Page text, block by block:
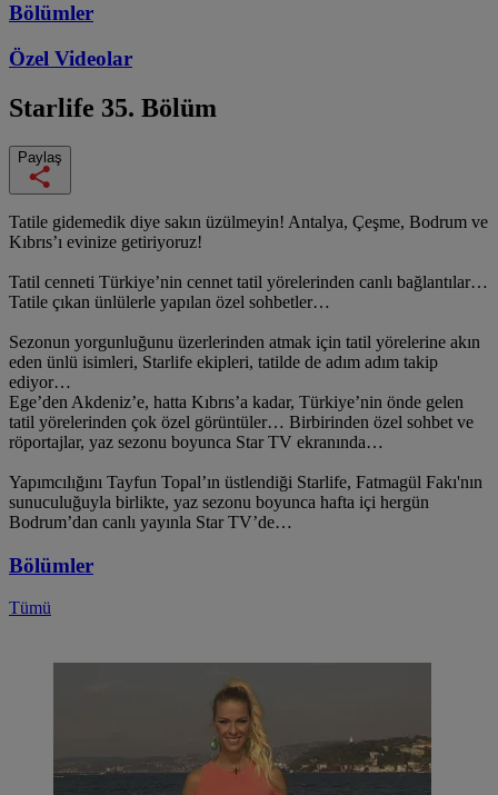
Bölümler
Özel Videolar
Starlife 35. Bölüm
Paylaş
Tatile gidemedik diye sakın üzülmeyin! Antalya, Çeşme, Bodrum ve
Kıbrıs’ı evinize getiriyoruz!
Tatil cenneti Türkiye’nin cennet tatil yörelerinden canlı bağlantılar…
Tatile çıkan ünlülerle yapılan özel sohbetler…
Sezonun yorgunluğunu üzerlerinden atmak için tatil yörelerine akın
eden ünlü isimleri, Starlife ekipleri, tatilde de adım adım takip
ediyor…
Ege’den Akdeniz’e, hatta Kıbrıs’a kadar, Türkiye’nin önde gelen
tatil yörelerinden çok özel görüntüler… Birbirinden özel sohbet ve
röportajlar, yaz sezonu boyunca Star TV ekranında…
Yapımcılığını Tayfun Topal’ın üstlendiği Starlife, Fatmagül Fakı'nın
sunuculuğuyla birlikte, yaz sezonu boyunca hafta içi hergün
Bodrum’dan canlı yayınla Star TV’de…
Bölümler
Tümü